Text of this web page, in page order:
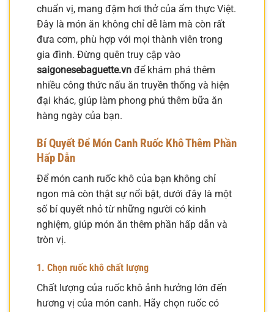
chuẩn vị, mang đậm hơi thở của ẩm thực Việt.
Đây là món ăn không chỉ dễ làm mà còn rất
đưa cơm, phù hợp với mọi thành viên trong
gia đình. Đừng quên truy cập vào
saigonesebaguette.vn để khám phá thêm
nhiều công thức nấu ăn truyền thống và hiện
đại khác, giúp làm phong phú thêm bữa ăn
hàng ngày của bạn.
Bí Quyết Để Món Canh Ruốc Khô Thêm Phần
Hấp Dẫn
Để món canh ruốc khô của bạn không chỉ
ngon mà còn thật sự nổi bật, dưới đây là một
số bí quyết nhỏ từ những người có kinh
nghiệm, giúp món ăn thêm phần hấp dẫn và
tròn vị.
1. Chọn ruốc khô chất lượng
Chất lượng của ruốc khô ảnh hưởng lớn đến
hương vị của món canh. Hãy chọn ruốc có